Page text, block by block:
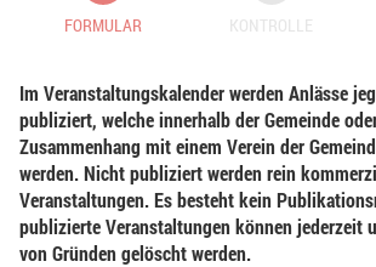
FORMULAR KONTROLLE
Im Veranstaltungskalender werden Anlässe
publiziert, welche innerhalb der Gemeinde
Zusammenhang mit einem Verein der
werden. Nicht publiziert werden rein
Veranstaltungen. Es besteht kein
publizierte Veranstaltungen können jederzeit
von Gründen gelöscht werden.